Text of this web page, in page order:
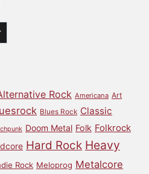
Rock Americana Art
Blues Rock Classic
Doom Metal Folk Folkrock
Hard Rock Heavy
Rock Meloprog Metalcore